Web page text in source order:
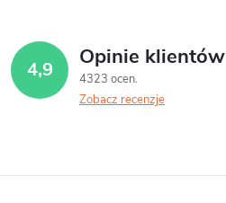
4,9 Opinie klientów
4323 ocen
Zobacz recenzje